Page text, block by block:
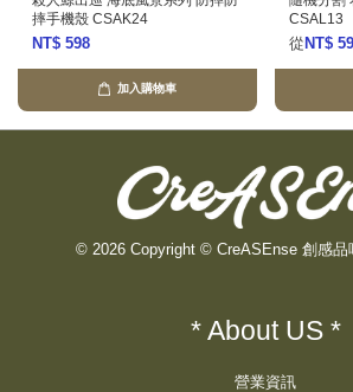
摔手機殼 CSAK24
NT$ 598
加入購物車
CSAL13
從 NT$
© 2026 Copyright © CreASEnse 創感品
* About US *
營業資訊